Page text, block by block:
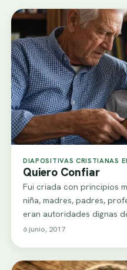
DIAPOSITIVAS CRISTIANAS
Quiero Confiar
Fui criada con principios
niña, madres, padres,
eran autoridades dignas
6 junio, 2017